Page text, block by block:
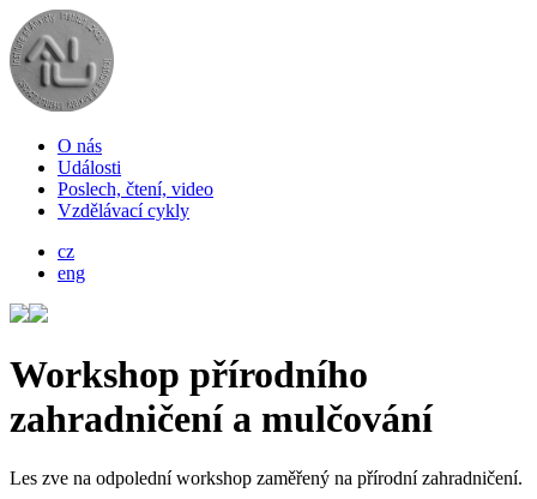
O nás
Události
Poslech, čtení, video
Vzdělávací cykly
cz
eng
Workshop přírodního
zahradničení a mulčování
Les zve na odpolední workshop zaměřený na přírodní zahradničení.